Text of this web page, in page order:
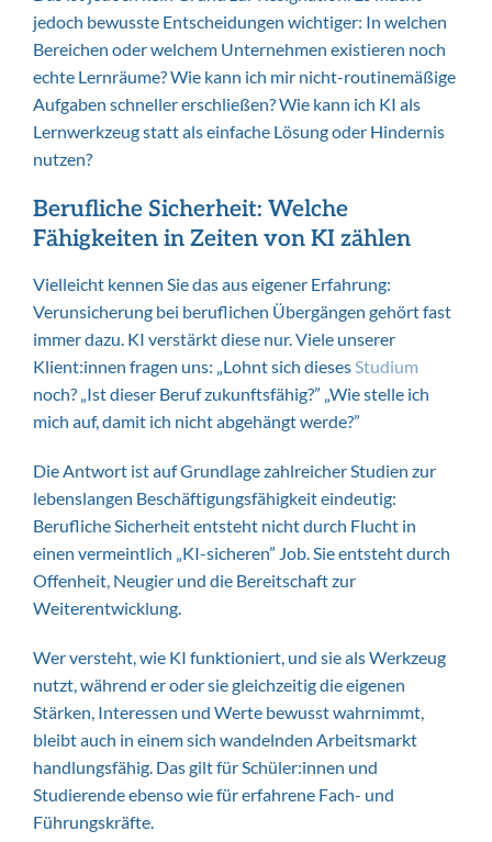
jedoch bewusste Entscheidungen wichtiger: In welchen
Bereichen oder welchem Unternehmen existieren noch
echte Lernräume? Wie kann ich mir nicht-routinemäßige
Aufgaben schneller erschließen? Wie kann ich KI als
Lernwerkzeug statt als einfache Lösung oder Hindernis
nutzen?
Berufliche Sicherheit: Welche
Fähigkeiten in Zeiten von KI zählen
Vielleicht kennen Sie das aus eigener Erfahrung:
Verunsicherung bei beruflichen Übergängen gehört fast
immer dazu. KI verstärkt diese nur. Viele unserer
Klient:innen fragen uns: „Lohnt sich diesesStudium
noch? „Ist dieser Beruf zukunftsfähig?” „Wie stelle ich
mich auf, damit ich nicht abgehängt werde?”
Die Antwort ist auf Grundlage zahlreicher Studien zur
lebenslangen Beschäftigungsfähigkeit eindeutig:
Berufliche Sicherheit entsteht nicht durch Flucht in
einen vermeintlich „KI-sicheren” Job. Sie entsteht durch
Offenheit, Neugier und die Bereitschaft zur
Weiterentwicklung.
Wer versteht, wie KI funktioniert, und sie als Werkzeug
nutzt, während er oder sie gleichzeitig die eigenen
Stärken, Interessen und Werte bewusst wahrnimmt,
bleibt auch in einem sich wandelnden Arbeitsmarkt
handlungsfähig. Das gilt für Schüler:innen und
Studierende ebenso wie für erfahrene Fach- und
Führungskräfte.